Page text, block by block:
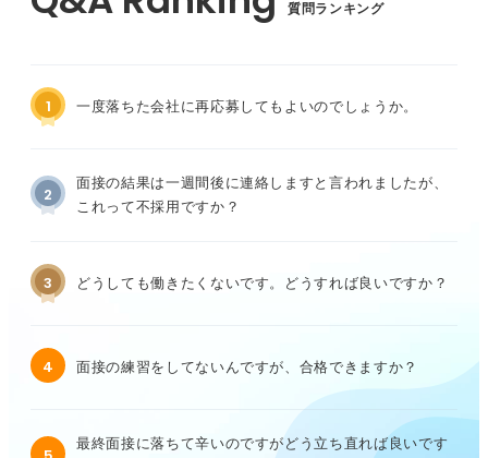
質問ランキング
1 一度落ちた会社に再応募してもよいのでしょうか。
2
面接の結果は一週間後に連絡しますと言われましたが、
これって不採用ですか？
3 どうしても働きたくないです。どうすれば良いですか？
4 面接の練習をしてないんですが、合格できますか？
最終面接に落ちて辛いのですがどう立ち直れば良いです